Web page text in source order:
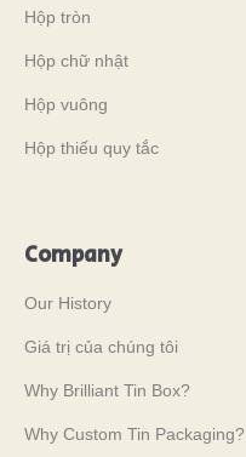
Hộp tròn
Hộp chữ nhật
Hộp vuông
Hộp thiếu quy tắc
Company
Our History
Giá trị của chúng tôi
Why Brilliant Tin Box?
Why Custom Tin Packaging?